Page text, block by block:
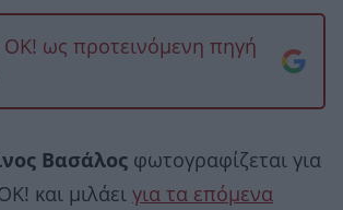
OK! ως προτεινόμενη πηγή
Βασάλος φωτογραφίζεται για
και μιλάει για τα επόμενα